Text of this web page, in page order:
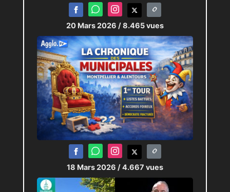
20 Mars 2026 / 8.465 vues
18 Mars 2026 / 4.667 vues